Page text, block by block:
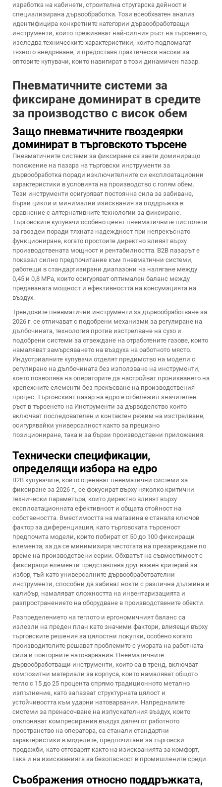
изработка на кабинети, строителна стругарска дейност и
специализирана дървообработка. Този всеобхватен анализ
идентифицира конкретните категории дървообработващи
инструменти, които преживяват най-силния ръст на търсенето,
изследва техническите характеристики, които подпомагат
тяхното внедряване, и предоставя практически насоки за
оптовите купувачи, които навигират в този динамичен пазар.
Пневматичните системи за
фиксиране доминират в средите
за производство с висок обем
Защо пневматичните гвоздеярки
доминират в търговското търсене
Пневматичните системи за фиксиране са заети доминиращо
положение на пазара на търговски инструменти за
дървообработка поради изключителните си експлоатационни
характеристики в условията на производство с голям обем.
Тези инструменти осигуряват постоянна сила за забиване,
бързи цикли и минимални изисквания за поддръжка в
сравнение с алтернативните технологии за фиксиране.
Търговските купувачи особено ценят пневматичните пистолети
за гвоздеи поради тяхната надеждност при непрекъснато
функциониране, когато простоите директно влияят върху
производствената мощност и рентабилността. B2B пазарът е
показал силно предпочитание към пневматични системи,
работещи в стандартизирани диапазони на налягане между
0,45 и 0,8 MPa, които осигуряват оптимален баланс между
предаваната мощност и ефективността на консумацията на
въздух.
Трендовите пневматични инструменти за дървообработване за
2026 г. се отличават с подобрени механизми за регулиране на
дълбочината, технология против изстрелване на сухо и
подобрени системи за отвеждане на отработените газове, които
намаляват замърсяването на въздуха на работното място.
Индустриалните купувачи отделят предимство на модели с
регулиране на дълбочината без използване на инструменти,
което позволява на операторите да настройват проникването на
крепежните елементи без прекъсване на производствения
процес. Търговският пазар на едро е отбележил значителен
ръст в търсенето на Инструменти за дърводелство които
включват последователен и контактен режим на изстрелване,
осигурявайки универсалност както за прецизно
позициониране, така и за бързи производствени приложения.
Технически спецификации,
определящи избора на едро
B2B купувачите, които оценяват пневматични системи за
фиксиране за 2026 г., се фокусират върху няколко критични
технически параметъра, които директно влияят върху
експлоатационната ефективност и общата стойност на
собствеността. Вместимостта на магазина е станала ключов
фактор за диференциация, като търговската търсеност
предпочита модели, които побират от 50 до 100 фиксиращи
елемента, за да се минимизира честотата на презареждане по
време на производствени серии. Обхватът на съвместимост с
фиксиращи елементи представлява друг важен критерий за
избор, тъй като универсалните дървообработвателни
инструменти, способни да забиват нокти с различна дължина и
калибър, намаляват сложността на инвентаризацията и
разпространението на оборудване в производствените обекти.
Разпределението на теглото и ергономичният баланс са
излезли на преден план като значими фактори, влияещи върху
търговските решения за цялостни покупки, особено когато
производителите решават проблемите с умората на работната
сила и повторните натоварвания. Пневматичните
дървообработващи инструменти, които са в тренд, включват
композитни материали за корпуса, които намаляват общото
тегло с 15 до 25 процента спрямо традиционното метално
изпълнение, като запазват структурната цялост и
устойчивостта към ударни натоварвания. Напредналите
системи за пренасочване на изпускателния въздух, които
отклоняват компресирания въздух далеч от работното
пространство на оператора, са станали стандартни
характеристики в моделите, предпочитани за търговски
продажби, като отговарят както на изискванията за комфорт,
така и на изискванията за безопасност в промишлените среди.
Съображения относно поддръжката,